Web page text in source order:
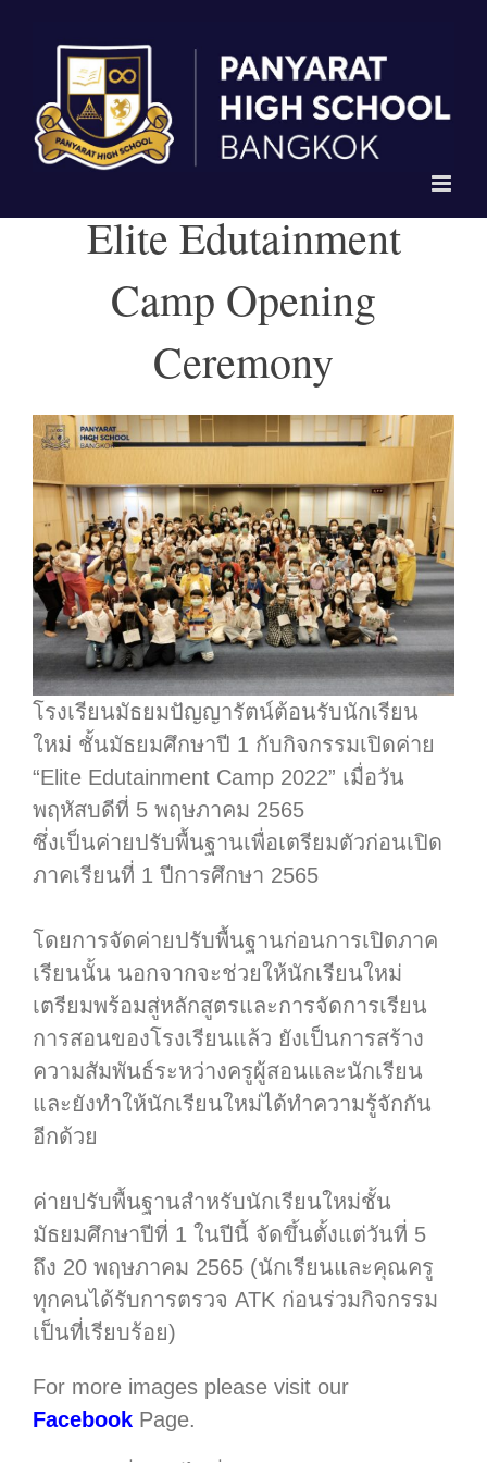
Elite Edutainment
Camp Opening
Ceremony
โรงเรียนมัธยมปัญญารัตน์ต้อนรับนักเรียน
ใหม่ ชั้นมัธยมศึกษาปี 1 กับกิจกรรมเปิดค่าย
“Elite Edutainment Camp 2022” เมื่อวัน
พฤหัสบดีที่ 5 พฤษภาคม 2565
ซึ่งเป็นค่ายปรับพื้นฐานเพื่อเตรียมตัวก่อนเปิด
ภาคเรียนที่ 1 ปีการศึกษา 2565
โดยการจัดค่ายปรับพื้นฐานก่อนการเปิดภาค
เรียนนั้น นอกจากจะช่วยให้นักเรียนใหม่
เตรียมพร้อมสู่หลักสูตรและการจัดการเรียน
การสอนของโรงเรียนแล้ว ยังเป็นการสร้าง
ความสัมพันธ์ระหว่างครูผู้สอนและนักเรียน
และยังทำให้นักเรียนใหม่ได้ทำความรู้จักกัน
อีกด้วย
ค่ายปรับพื้นฐานสำหรับนักเรียนใหม่ชั้น
มัธยมศึกษาปีที่ 1 ในปีนี้ จัดขึ้นตั้งแต่วันที่ 5
ถึง 20 พฤษภาคม 2565 (นักเรียนและคุณครู
ทุกคนได้รับการตรวจ ATK ก่อนร่วมกิจกรรม
เป็นที่เรียบร้อย)
For more images please visit our
Facebook Page.